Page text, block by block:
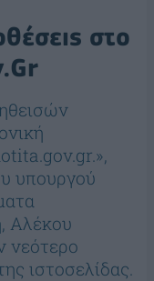
στο
υπουργού
Αλέκου
νεότερο
ιστοσελίδας.